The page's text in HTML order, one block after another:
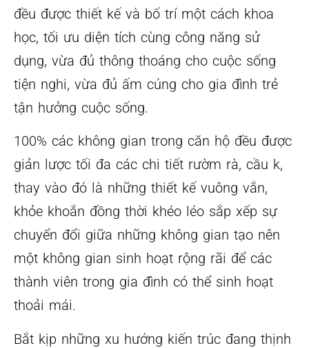
đều được thiết kế và bố trí một cách khoa
học, tối ưu diện tích cùng công năng sử
dụng, vừa đủ thông thoáng cho cuộc sống
tiện nghi, vừa đủ ấm cúng cho gia đình trẻ
tận hưởng cuộc sống.
100% các không gian trong căn hộ đều được
giản lược tối đa các chi tiết rườm rà, cầu k,
thay vào đó là những thiết kế vuông vắn,
khỏe khoắn đồng thời khéo léo sắp xếp sự
chuyển đổi giữa những không gian tạo nên
một không gian sinh hoạt rộng rãi để các
thành viên trong gia đình có thể sinh hoạt
thoải mái.
Bắt kịp những xu hướng kiến trúc đang thịnh